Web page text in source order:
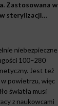
Zastosowana w
sterylizacji
niebezpieczne
100–280
Jest też
w powietrzu, więc
światła musi
z naukowcami